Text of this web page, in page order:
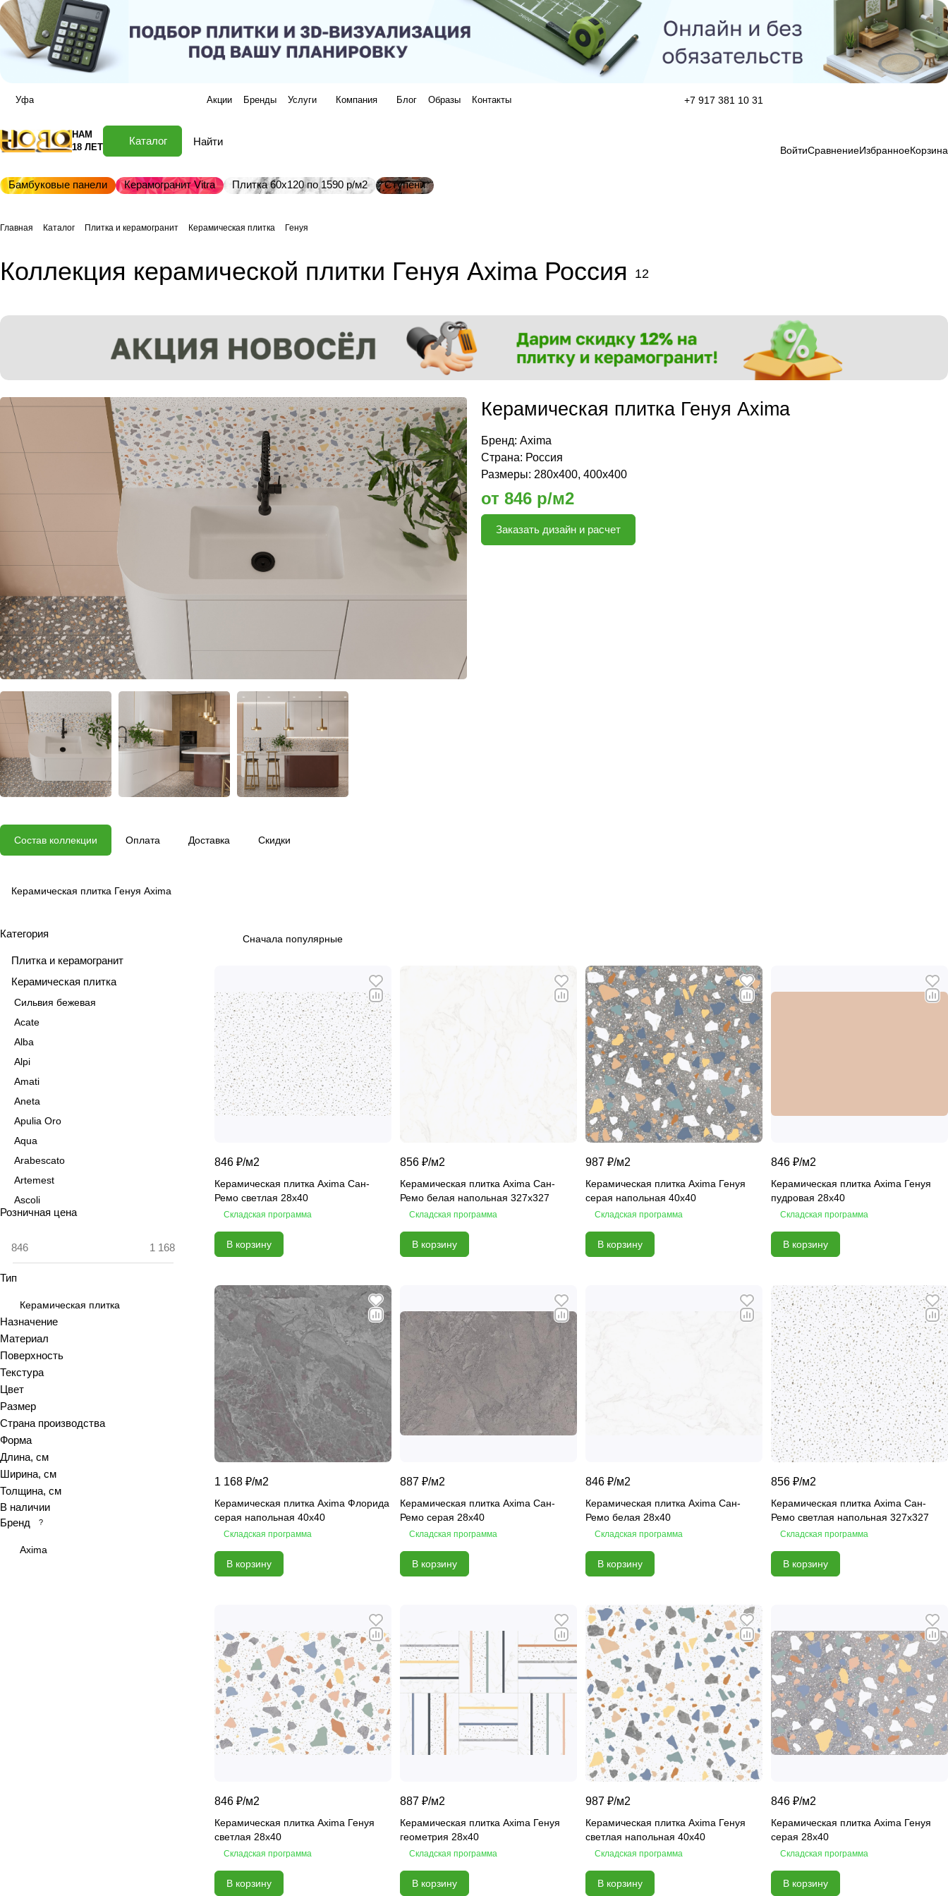
Уфа Акции Бренды Услуги Компания Блог Образы Контакты +7 917 381 10 31
НАМ
18 ЛЕТ
Каталог
ВойтиСравнениеИзбранноеКорзина
Бамбуковые панели Керамогранит Vitra Плитка 60х120 по 1590 р/м2 Ступени
Главная Каталог Плитка и керамогранит Керамическая плитка Генуя
Коллекция керамической плитки Генуя Axima Россия 12
Керамическая плитка Генуя Axima
Бренд: Axima
Страна: Россия
Размеры: 280x400, 400x400
от 846 р/м2
Заказать дизайн и расчет
Состав коллекции Оплата Доставка Скидки
Керамическая плитка Генуя Axima
Сначала популярные
846 ₽/м2
Керамическая плитка Axima Сан-
Ремо светлая 28x40
Складская программа
В корзину
856 ₽/м2
Керамическая плитка Axima Сан-
Ремо белая напольная 327x327
Складская программа
В корзину
987 ₽/м2
Керамическая плитка Axima Генуя
серая напольная 40x40
Складская программа
В корзину
846 ₽/м2
Керамическая плитка Axima Генуя
пудровая 28x40
Складская программа
В корзину
1 168 ₽/м2
Керамическая плитка Axima Флорида
серая напольная 40x40
Складская программа
В корзину
887 ₽/м2
Керамическая плитка Axima Сан-
Ремо серая 28x40
Складская программа
В корзину
846 ₽/м2
Керамическая плитка Axima Сан-
Ремо белая 28x40
Складская программа
В корзину
856 ₽/м2
Керамическая плитка Axima Сан-
Ремо светлая напольная 327x327
Складская программа
В корзину
846 ₽/м2
Керамическая плитка Axima Генуя
светлая 28x40
Складская программа
В корзину
887 ₽/м2
Керамическая плитка Axima Генуя
геометрия 28x40
Складская программа
В корзину
987 ₽/м2
Керамическая плитка Axima Генуя
светлая напольная 40x40
Складская программа
В корзину
846 ₽/м2
Керамическая плитка Axima Генуя
серая 28x40
Складская программа
В корзину
Категория
Плитка и керамогранит
Керамическая плитка
Сильвия бежевая
Acate
Alba
Alpi
Amati
Aneta
Apulia Oro
Aqua
Arabescato
Artemest
Ascoli
Aspen
Azolla
Blanc
Bricks
Brooklyn
Calacatta
Calacatta Fantasy
Calacatta Grey
Calacatta Ivory
Calacatta Opaco
Calacatta royal
Carrara
Розничная цена
Тип
Керамическая плитка
Назначение
Материал
Поверхность
Текстура
Цвет
Размер
Страна производства
Форма
Длина, см
Ширина, см
Толщина, см
В наличии
Бренд
?
Axima